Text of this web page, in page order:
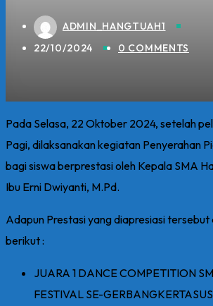
Tuah
ADMIN_HANGTUAH1
22/10/2024
0 COMMENTS
Pada Selasa, 22 Oktober 2024, setelah
Pagi, dilaksanakan kegiatan Penyerahan
bagi siswa berprestasi oleh Kepala SMA
Ibu Erni Dwiyanti, M.Pd.
Adapun Prestasi yang diapresiasi
berikut :
JUARA 1 DANCE COMPETITION
FESTIVAL SE-